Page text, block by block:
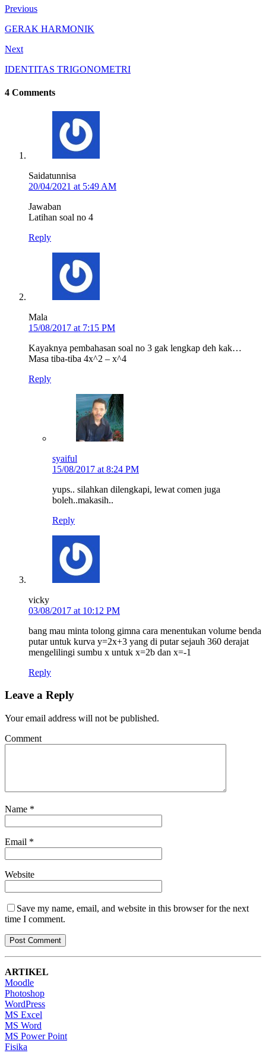
Previous
GERAK HARMONIK
Next
IDENTITAS TRIGONOMETRI
4 Comments
Saidatunnisa
20/04/2021 at 5:49 AM
Jawaban
Latihan soal no 4
Reply
Mala
15/08/2017 at 7:15 PM
Kayaknya pembahasan soal no 3 gak lengkap deh kak…
Masa tiba-tiba 4x^2 – x^4
Reply
syaiful
15/08/2017 at 8:24 PM
yups.. silahkan dilengkapi, lewat comen juga
boleh..makasih..
Reply
vicky
03/08/2017 at 10:12 PM
bang mau minta tolong gimna cara menentukan volume benda
putar untuk kurva y=2x+3 yang di putar sejauh 360 derajat
mengelilingi sumbu x untuk x=2b dan x=-1
Reply
Leave a Reply
Your email address will not be published.
Comment
Name *
Email *
Website
Save my name, email, and website in this browser for the next
time I comment.
ARTIKEL
Moodle
Photoshop
WordPress
MS Excel
MS Word
MS Power Point
Fisika